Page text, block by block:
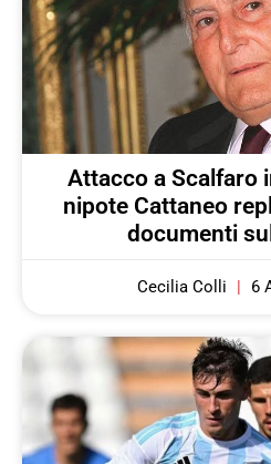
Attacco a Scalfaro
nipote Cattaneo
documenti
Cecilia Colli 6